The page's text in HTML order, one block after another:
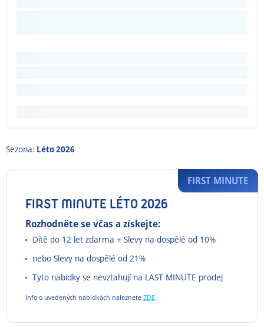
Sezona: Léto 2026
FIRST MINUTE LÉTO 2026
Rozhodněte se včas a získejte:
Dítě do 12 let zdarma + Slevy na dospělé od 10%
nebo Slevy na dospělé od 21%
Tyto nabídky se nevztahují na LAST MINUTE prodej
Info o uvedených nabídkách naleznete ZDE
FIRST MINUTE